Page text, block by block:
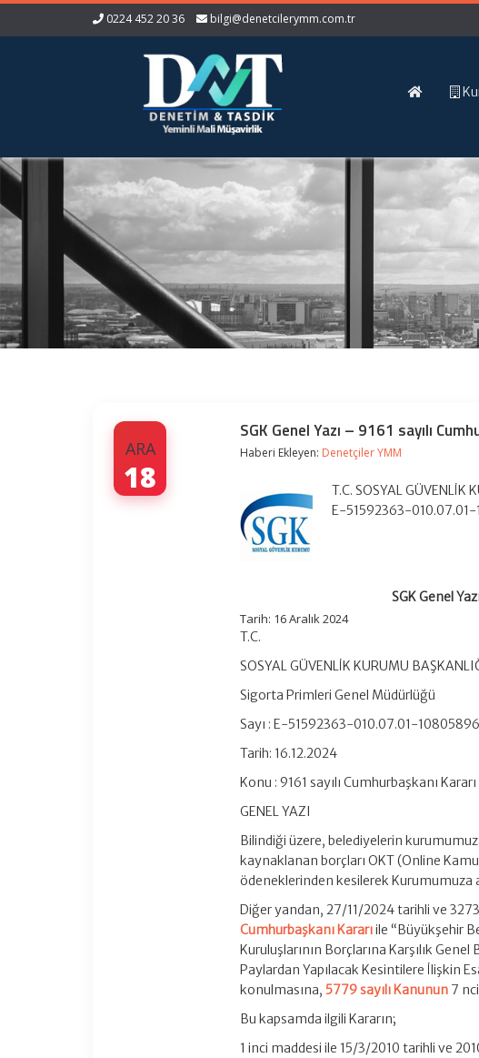
0224 452 20 36 bilgi@denetcilerymm.com.tr
ARA
18
SGK Genel Yazı – 9161 sayılı
Haberi Ekleyen: Denetçiler YMM
T.C. SOSYAL
E-51592363-010.07.01-
SGK Genel
Tarih: 16 Aralık 2024
T.C.
SOSYAL GÜVENLİK KURUMU
Sigorta Primleri Genel Müdürlüğü
Sayı : E-51592363-010.07.01-
Tarih: 16.12.2024
Konu : 9161 sayılı Cumhurbaşkanı Kararı
GENEL YAZI
Bilindiği üzere, belediyelerin
kaynaklanan borçları OKT (Online
ödeneklerinden kesilerek Kurumumuza
Diğer yandan, 27/11/2024 tarihli ve
Cumhurbaşkanı Kararıile “Büyükşehir
Kuruluşlarının Borçlarına Karşılık
Paylardan Yapılacak Kesintilere İlişkin
konulmasına, 5779 sayılı Kanunun 7
Bu kapsamda ilgili Kararın;
1 inci maddesi ile 15/3/2010 tarihli ve